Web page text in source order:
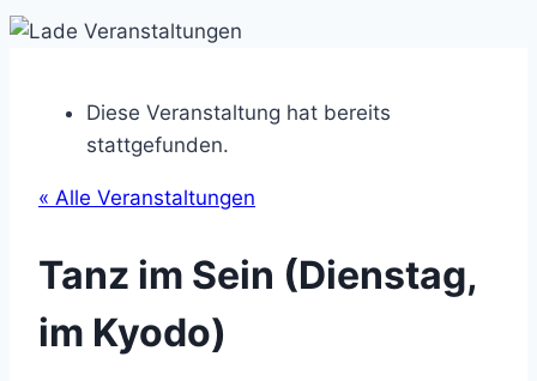
Diese Veranstaltung hat bereits
stattgefunden.
« Alle Veranstaltungen
Tanz im Sein (Dienstag,
im Kyodo)